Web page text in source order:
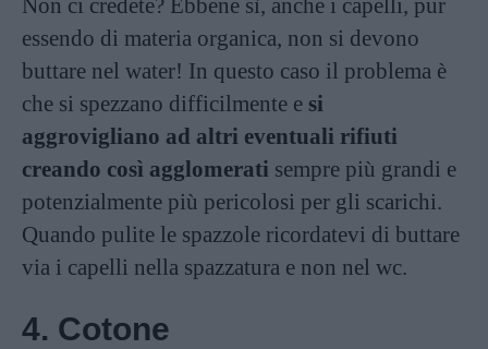
Non ci credete? Ebbene sì, anche i capelli, pur
essendo di materia organica, non si devono
buttare nel water! In questo caso il problema è
che si spezzano difficilmente e si
aggrovigliano ad altri eventuali rifiuti
creando così agglomerati sempre più grandi e
potenzialmente più pericolosi per gli scarichi.
Quando pulite le spazzole ricordatevi di buttare
via i capelli nella spazzatura e non nel wc.
4. Cotone